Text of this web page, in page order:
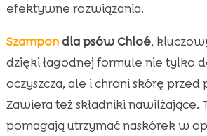
efektywne rozwiązania.
Szampondla psów Chloé,
dzięki łagodnej formule nie tylko
oczyszcza, ale i chroni skórę przed
Zawiera też składniki nawilżające.
pomagają utrzymać naskórek w